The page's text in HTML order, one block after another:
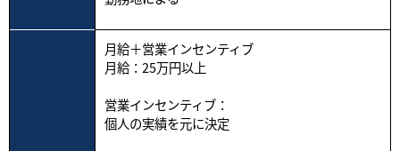
月給＋営業インセンティブ
月給：25万円以上
営業インセンティブ：
個人の実績を元に決定